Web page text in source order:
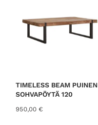
TIMELESS BEAM PUINEN
SOHVAPÖYTÄ 120
950,00 €